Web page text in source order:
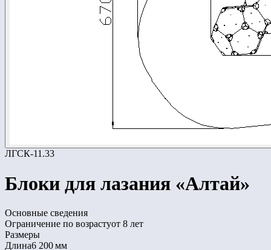
ЛГСК-11.33
Блоки для лазания «Алтай»
Основные сведения
Ограничение по возрастуот 8 лет
Размеры
Длина6 200 мм